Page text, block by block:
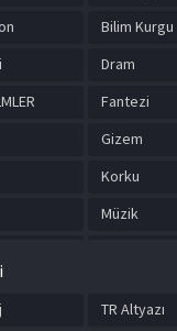
Bilim Kurgu
Dram
Fantezi
Gizem
Korku
Müzik
FİLMLER
TR Altyazı